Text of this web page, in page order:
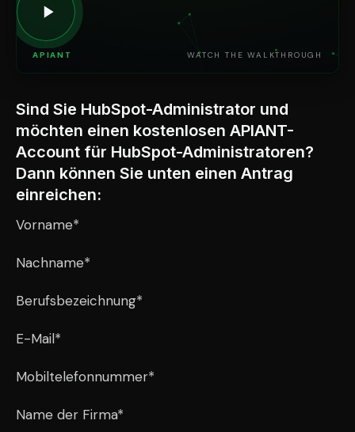
APIANT WATCH THE WALKTHROUGH
Sind Sie HubSpot-Administrator und
möchten einen kostenlosen APIANT-
Account für HubSpot-Administratoren?
Dann können Sie unten einen Antrag
einreichen:
Vorname*
Nachname*
Berufsbezeichnung*
E-Mail*
Mobiltelefonnummer*
Name der Firma*